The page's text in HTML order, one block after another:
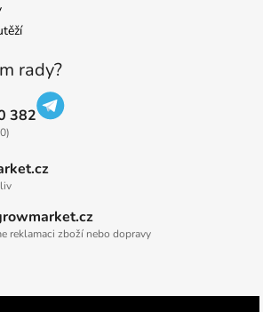
rady?
382
reklamaci zboží nebo dopravy